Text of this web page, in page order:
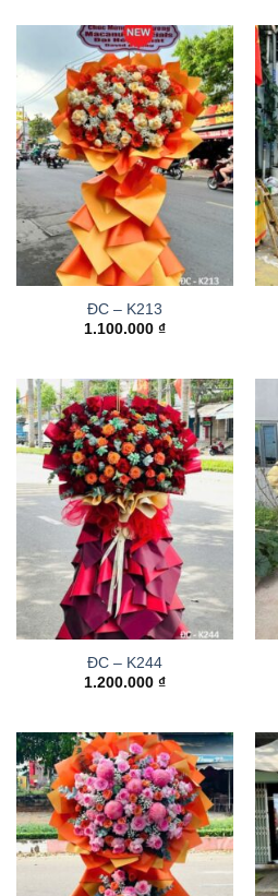
ĐC – K213
1.100.000 ₫
ĐC – K244
1.200.000 ₫